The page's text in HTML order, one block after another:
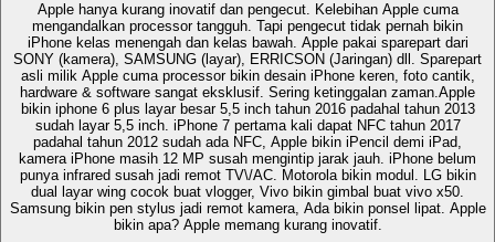
Apple hanya kurang inovatif dan pengecut. Kelebihan Apple cuma
mengandalkan processor tangguh. Tapi pengecut tidak pernah bikin
iPhone kelas menengah dan kelas bawah. Apple pakai sparepart dari
SONY (kamera), SAMSUNG (layar), ERRICSON (Jaringan) dll. Sparepart
asli milik Apple cuma processor bikin desain iPhone keren, foto cantik,
hardware & software sangat eksklusif. Sering ketinggalan zaman.Apple
bikin iphone 6 plus layar besar 5,5 inch tahun 2016 padahal tahun 2013
sudah layar 5,5 inch. iPhone 7 pertama kali dapat NFC tahun 2017
padahal tahun 2012 sudah ada NFC, Apple bikin iPencil demi iPad,
kamera iPhone masih 12 MP susah mengintip jarak jauh. iPhone belum
punya infrared susah jadi remot TV\/AC. Motorola bikin modul. LG bikin
dual layar wing cocok buat vlogger, Vivo bikin gimbal buat vivo x50.
Samsung bikin pen stylus jadi remot kamera, Ada bikin ponsel lipat. Apple
bikin apa? Apple memang kurang inovatif.